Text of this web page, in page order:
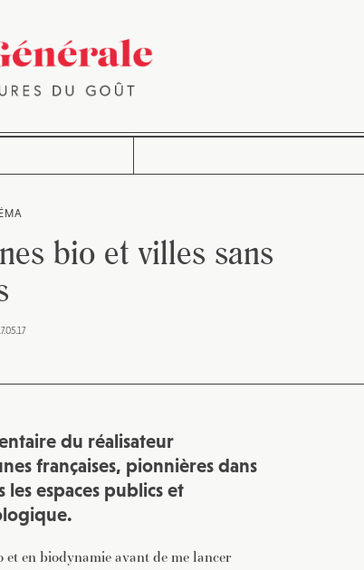
bio et villes sans
du réalisateur
françaises, pionnières dans
espaces publics et
en biodynamie avant de me lancer
notre lettre d’info avec une